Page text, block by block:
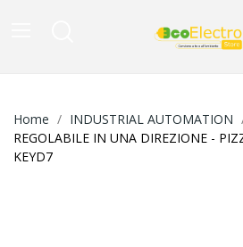
Home INDUSTRIAL AUTOMATION
REGOLABILE IN UNA DIREZIONE -
KEYD7